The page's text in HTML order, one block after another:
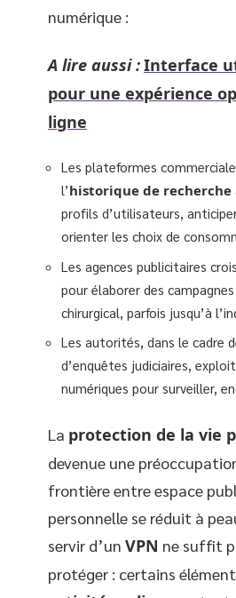
numérique :
A lire aussi :Interface
pour une expérience
ligne
Les plateformes
l’historique de recherche
profils d’utilisateurs,
orienter les choix de
Les agences publicitaires
pour élaborer des
chirurgical, parfois jusqu’à
Les autorités, dans le cadre
d’enquêtes judiciaires,
numériques pour surveiller,
La protection de la vie
devenue une
frontière entre espace
personnelle se réduit à
servir d’un VPN ne suffit
protéger : certains